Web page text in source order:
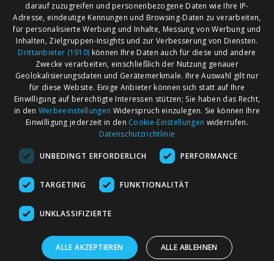
AGB
Impressum
Kontakt
Märkte nach Bundesländern
Märkte nach PLZ
Märkte nach Umkreis
Flohmarkt
darauf zuzugreifen und personenbezogene Daten wie Ihre IP-
Adresse, eindeutige Kennungen und Browsing-Daten zu verarbeiten,
für personalisierte Werbung und Inhalte, Messung von Werbung und
Inhalten, Zielgruppen-Insights und zur Verbesserung von Diensten.
Drittanbieter (1910) können Ihre Daten auch für diese und andere
Zwecke verarbeiten, einschließlich der Nutzung genauer
Geolokalisierungsdaten und Gerätemerkmale. Ihre Auswahl gilt nur
für diese Website. Einige Anbieter können sich statt auf Ihre
Einwilligung auf berechtigte Interessen stützen; Sie haben das Recht,
in den Werbeeinstellungen Widerspruch einzulegen. Sie können Ihre
Einwilligung jederzeit in den Cookie-Einstellungen widerrufen.
Datenschutzrichtlinie
UNBEDINGT ERFORDERLICH PERFORMANCE
TARGETING FUNKTIONALITÄT
UNKLASSIFIZIERTE
ALLE AKZEPTIEREN ALLE ABLEHNEN